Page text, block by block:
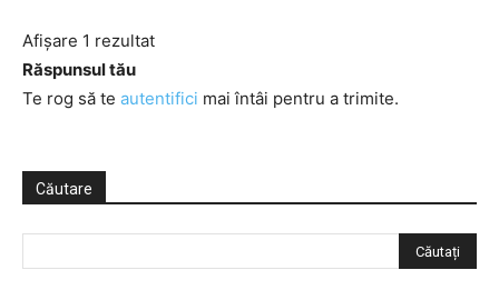
Afișare 1 rezultat
Răspunsul tău
Te rog să te autentifici mai întâi pentru a trimite.
Căutare